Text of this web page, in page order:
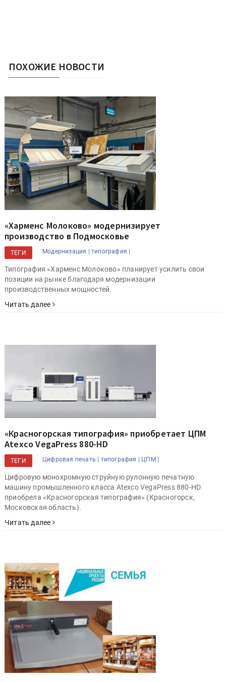
ПОХОЖИЕ НОВОСТИ
«Харменс Молоково» модернизирует
производство в Подмосковье
ТЕГИ Модернизация | типография |
Типография «Харменс Молоково» планирует усилить свои
позиции на рынке благодаря модернизации
производственных мощностей.
Читать далее
«Красногорская типография» приобретает ЦПМ
Atexco VegaPress 880-HD
ТЕГИ Цифровая печать | типография | ЦПМ |
Цифровую монохромную струйную рулонную печатную
машину промышленного класса Atexco VegaPress 880-HD
приобрела «Красногорская типография» (Красногорск,
Московская область).
Читать далее